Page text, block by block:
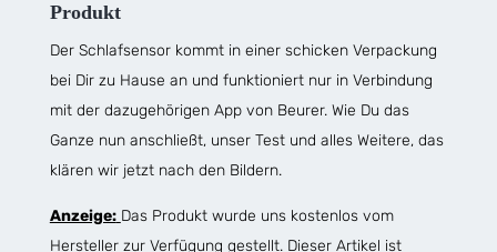
Produkt
Der Schlafsensor kommt in einer schicken Verpackung
bei Dir zu Hause an und funktioniert nur in Verbindung
mit der dazugehörigen App von Beurer. Wie Du das
Ganze nun anschließt, unser Test und alles Weitere, das
klären wir jetzt nach den Bildern.
Anzeige: Das Produkt wurde uns kostenlos vom
Hersteller zur Verfügung gestellt. Dieser Artikel ist